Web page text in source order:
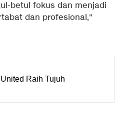
betul fokus dan menjadi
dan profesional,"
Raih Tujuh